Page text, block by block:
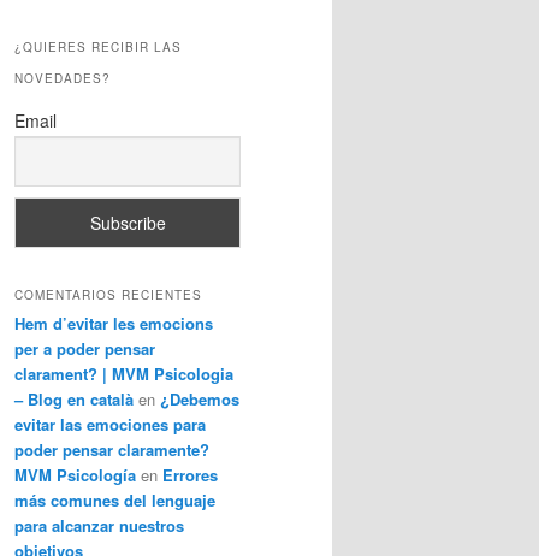
¿QUIERES RECIBIR LAS
NOVEDADES?
Email
COMENTARIOS RECIENTES
Hem d’evitar les emocions
per a poder pensar
clarament? | MVM Psicologia
– Blog en català en ¿Debemos
evitar las emociones para
poder pensar claramente?
MVM Psicología en Errores
más comunes del lenguaje
para alcanzar nuestros
objetivos